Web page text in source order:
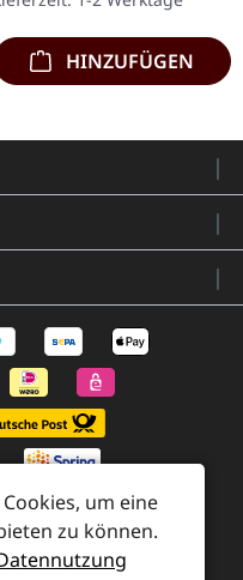
auf…
HINZUFÜGEN
um eine
zu können.